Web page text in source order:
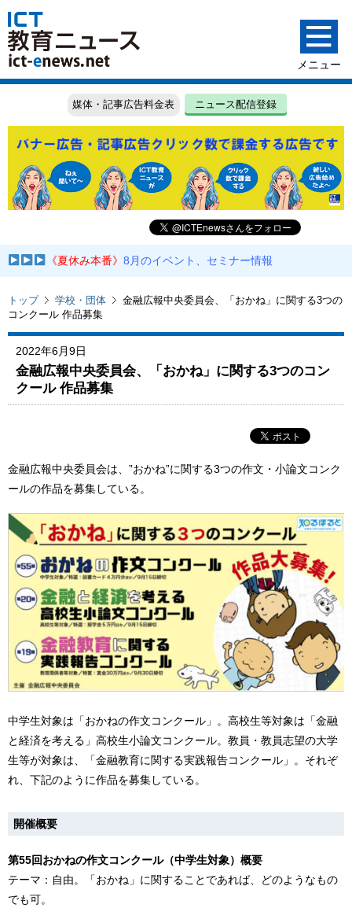
媒体・記事広告料金表 ニュース配信登録
《夏休み本番》8月のイベント、セミナー情報
トップ 学校・団体
金融広報中央委員会、「おかね」に関する3つの
コンクール 作品募集
2022年6月9日
金融広報中央委員会、「おかね」に関する3つのコン
クール 作品募集
金融広報中央委員会は、”おかね”に関する3つの作文・小論文コンク
ールの作品を募集している。
中学生対象は「おかねの作文コンクール」。高校生等対象は「金融
と経済を考える」高校生小論文コンクール。教員・教員志望の大学
生等が対象は、「金融教育に関する実践報告コンクール」。それぞ
れ、下記のように作品を募集している。
開催概要
第55回おかねの作文コンクール（中学生対象）概要
テーマ：自由。「おかね」に関することであれば、どのようなもの
でも可。